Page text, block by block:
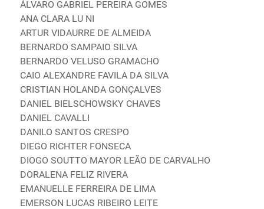
ÁLVARO GABRIEL PEREIRA GOMES
ANA CLARA LU NI
ARTUR VIDAURRE DE ALMEIDA
BERNARDO SAMPAIO SILVA
BERNARDO VELUSO GRAMACHO
CAIO ALEXANDRE FAVILA DA SILVA
CRISTIAN HOLANDA GONÇALVES
DANIEL BIELSCHOWSKY CHAVES
DANIEL CAVALLI
DANILO SANTOS CRESPO
DIEGO RICHTER FONSECA
DIOGO SOUTTO MAYOR LEÃO DE CARVALHO
DORALENA FELIZ RIVERA
EMANUELLE FERREIRA DE LIMA
EMERSON LUCAS RIBEIRO LEITE